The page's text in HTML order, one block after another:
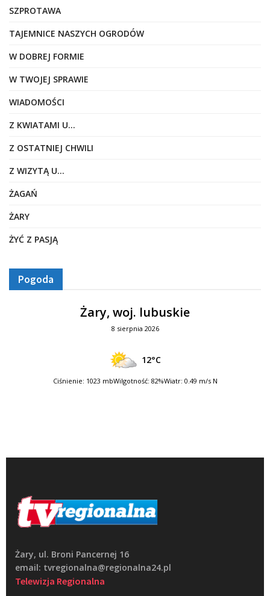
SZPROTAWA
TAJEMNICE NASZYCH OGRODÓW
W DOBREJ FORMIE
W TWOJEJ SPRAWIE
WIADOMOŚCI
Z KWIATAMI U…
Z OSTATNIEJ CHWILI
Z WIZYTĄ U…
ŻAGAŃ
ŻARY
ŻYĆ Z PASJĄ
Pogoda
Żary, woj. lubuskie
8 sierpnia 2026
12°C
Ciśnienie: 1023 mbWilgotność: 82%Wiatr: 0.49 m/s N
Żary, ul. Broni Pancernej 16
email: tvregionalna@regionalna24.pl
Telewizja Regionalna